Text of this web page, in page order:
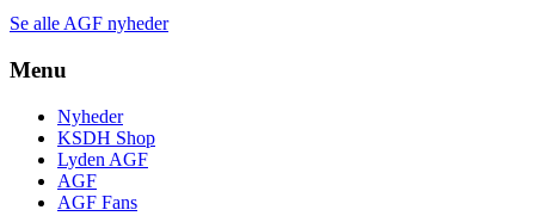
Se alle AGF nyheder
Menu
Nyheder
KSDH Shop
Lyden AGF
AGF
AGF Fans